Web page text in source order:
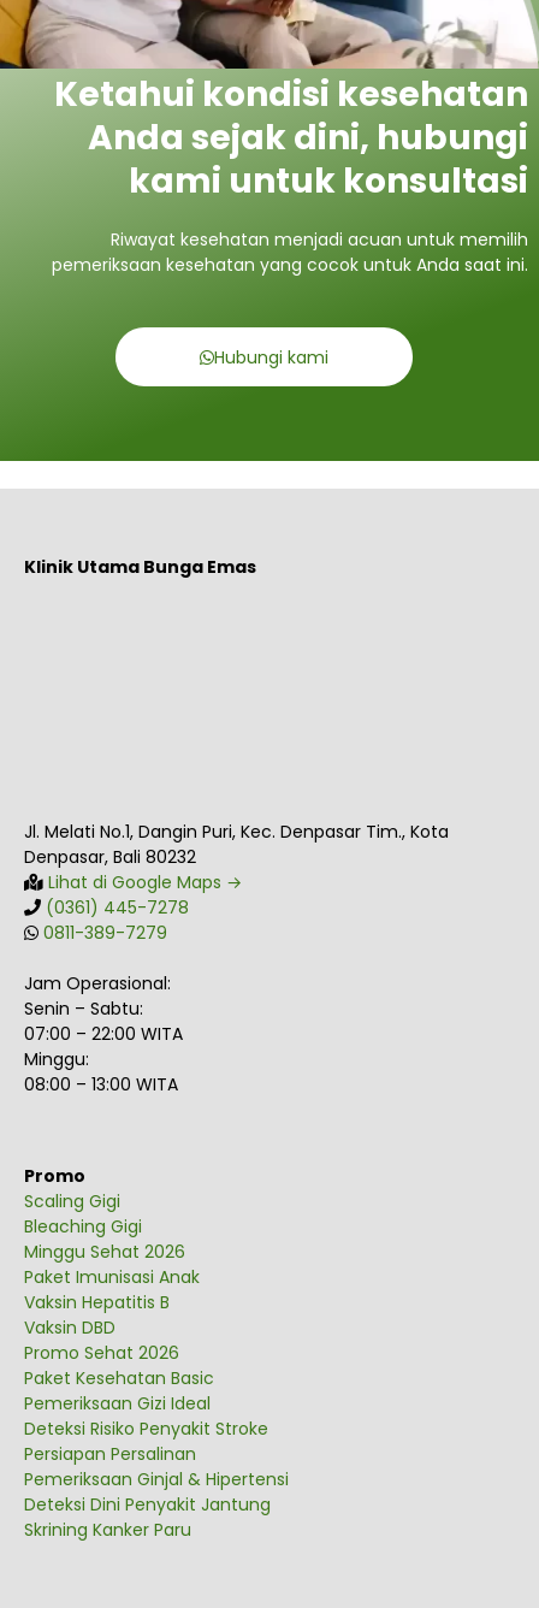
Ketahui kondisi kesehatan
Anda sejak dini, hubungi
kami untuk konsultasi
Riwayat kesehatan menjadi acuan untuk memilih
pemeriksaan kesehatan yang cocok untuk Anda saat ini.
Hubungi kami
Klinik Utama Bunga Emas
Jl. Melati No.1, Dangin Puri, Kec. Denpasar Tim., Kota
Denpasar, Bali 80232
Lihat di Google Maps →
(0361) 445-7278
0811-389-7279
Jam Operasional:
Senin – Sabtu:
07:00 – 22:00 WITA
Minggu:
08:00 – 13:00 WITA
Promo
Scaling Gigi
Bleaching Gigi
Minggu Sehat 2026
Paket Imunisasi Anak
Vaksin Hepatitis B
Vaksin DBD
Promo Sehat 2026
Paket Kesehatan Basic
Pemeriksaan Gizi Ideal
Deteksi Risiko Penyakit Stroke
Persiapan Persalinan
Pemeriksaan Ginjal & Hipertensi
Deteksi Dini Penyakit Jantung
Skrining Kanker Paru